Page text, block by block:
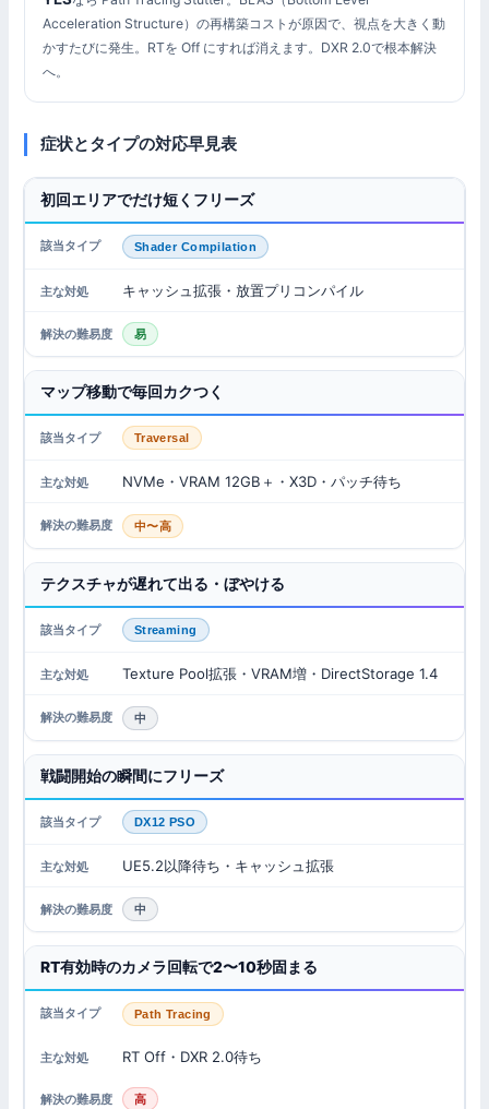
Acceleration Structure）の再構築コストが原因で、視点を大きく動
かすたびに発生。RTを Off にすれば消えます。DXR 2.0で根本解決
へ。
症状とタイプの対応早見表
初回エリアでだけ短くフリーズ
Shader Compilation
キャッシュ拡張・放置プリコンパイル
易
マップ移動で毎回カクつく
Traversal
NVMe・VRAM 12GB＋・X3D・パッチ待ち
中〜高
テクスチャが遅れて出る・ぼやける
Streaming
Texture Pool拡張・VRAM増・DirectStorage 1.4
中
戦闘開始の瞬間にフリーズ
DX12 PSO
UE5.2以降待ち・キャッシュ拡張
中
RT有効時のカメラ回転で2〜10秒固まる
Path Tracing
RT Off・DXR 2.0待ち
高